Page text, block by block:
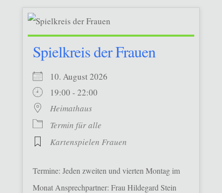
Spielkreis der Frauen
10. August 2026
19:00 - 22:00
Heimathaus
Termin für alle
Kartenspielen Frauen
Termine: Jeden zweiten und vierten Montag im
Monat Ansprechpartner: Frau Hildegard Stein